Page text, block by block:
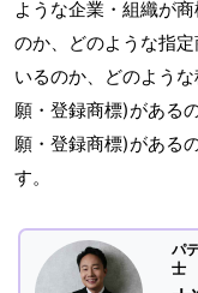
ような企業・組織が
のか、どのような指
いるのか、どのよう
願・登録商標)がある
願・登録商標)がある
す。
パ
士